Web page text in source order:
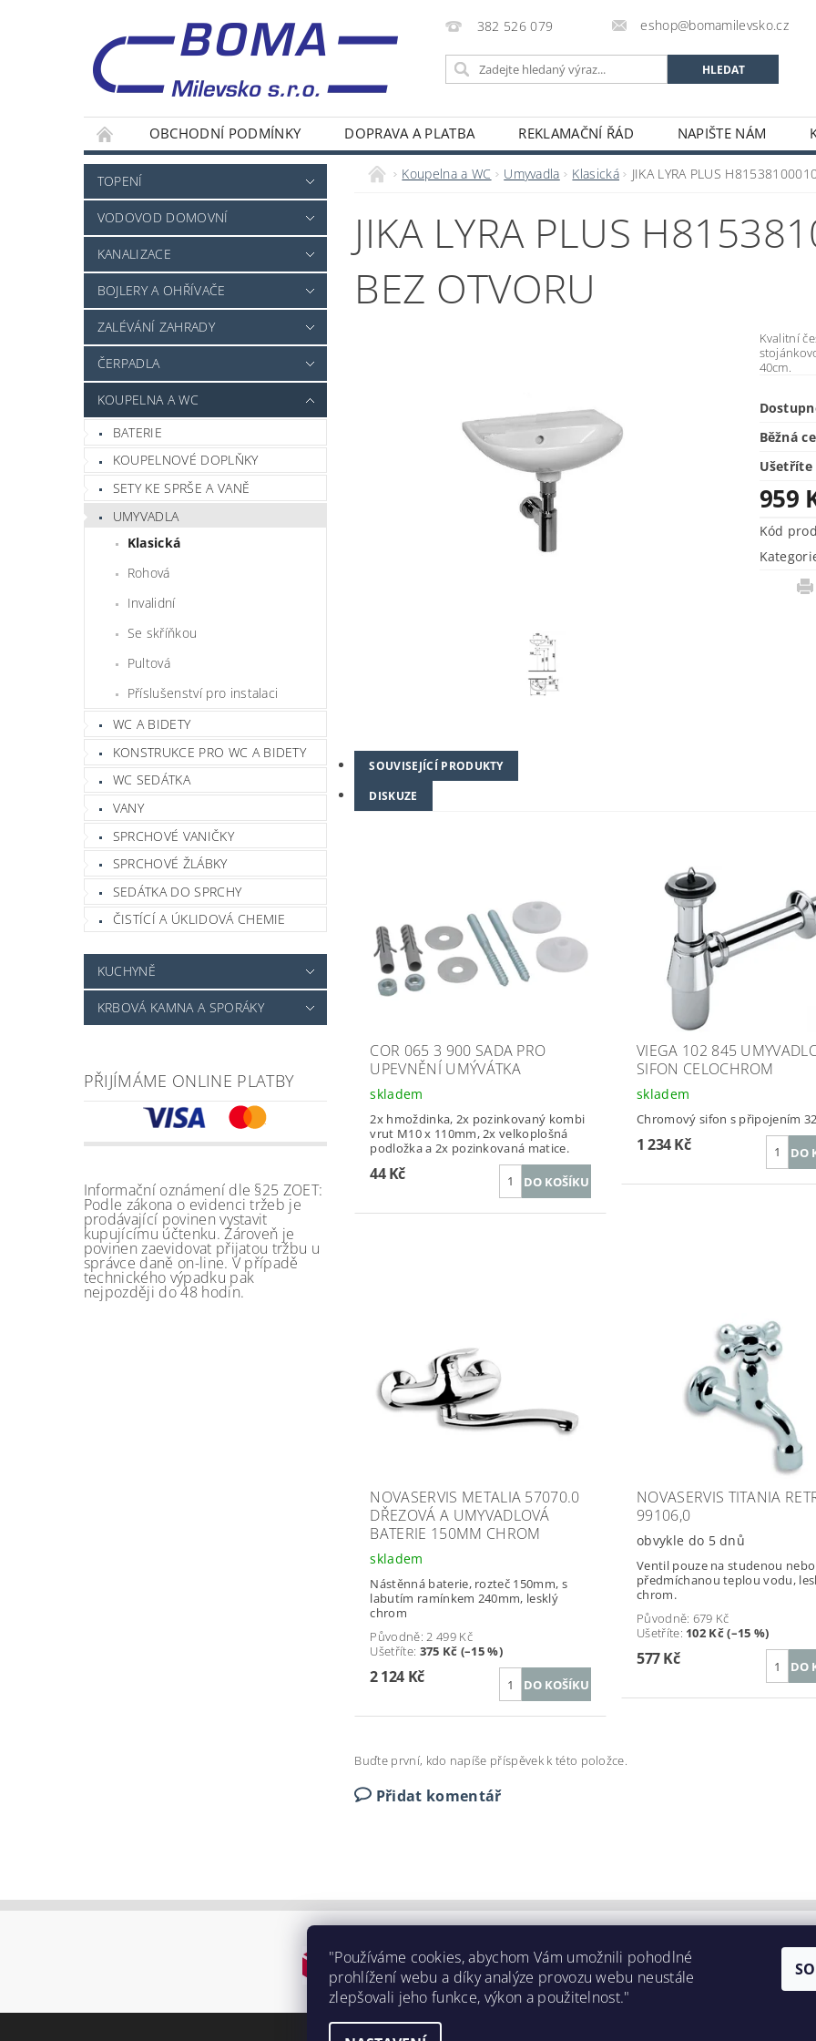
382 526 079 eshop@bomamilevsko.cz
OBCHODNÍ PODMÍNKY DOPRAVA A PLATBA REKLAMAČNÍ ŘÁD NAPIŠTE NÁM
TOPENÍ
VODOVOD DOMOVNÍ
KANALIZACE
BOJLERY A OHŘÍVAČE
ZALÉVÁNÍ ZAHRADY
ČERPADLA
KOUPELNA A WC
BATERIE
KOUPELNOVÉ DOPLŇKY
SETY KE SPRŠE A VANĚ
UMYVADLA
Klasická
Rohová
Invalidní
Se skříňkou
Pultová
Příslušenství pro instalaci
WC A BIDETY
KONSTRUKCE PRO WC A BIDETY
WC SEDÁTKA
VANY
SPRCHOVÉ VANIČKY
SPRCHOVÉ ŽLÁBKY
SEDÁTKA DO SPRCHY
ČISTÍCÍ A ÚKLIDOVÁ CHEMIE
KUCHYNĚ
KRBOVÁ KAMNA A SPORÁKY
PŘIJÍMÁME ONLINE PLATBY
Informační oznámení dle §25 ZOET:
Podle zákona o evidenci tržeb je
prodávající povinen vystavit
kupujícímu účtenku. Zároveň je
povinen zaevidovat přijatou tržbu u
správce daně on-line. V případě
technického výpadku pak
nejpozději do 48 hodin.
Koupelna a WC Umyvadla Klasická JIKA LYRA PLUS
JIKA LYRA PLUS
BEZ OTVORU
Kvalitní
40cm.
Běžná
Ušetříte
959
Kód
SOUVISEJÍCÍ PRODUKTY
DISKUZE
COR 065 3 900 SADA PRO
UPEVNĚNÍ UMÝVÁTKA
skladem
2x hmoždinka, 2x pozinkovaný kombi
vrut M10 x 110mm, 2x velkoplošná
podložka a 2x pozinkovaná matice.
44 Kč
VIEGA 102 845
SIFON CELOCHROM
skladem
Chromový sifon s připojením
1 234 Kč
NOVASERVIS METALIA 57070.0
DŘEZOVÁ A UMYVADLOVÁ
BATERIE 150MM CHROM
skladem
Nástěnná baterie, rozteč 150mm, s
labutím ramínkem 240mm, lesklý
chrom
Původně:2 499 Kč
Ušetříte: 375 Kč (–15 %)
2 124 Kč
NOVASERVIS TITANIA
99106,0
obvykle do 5 dnů
Ventil pouze na studenou
předmíchanou teplou vodu,
chrom.
Původně: 679 Kč
Ušetříte: 102 Kč (–15 %)
577 Kč
Buďte první, kdo napíše příspěvek k této položce.
Přidat komentář
"Používáme cookies, abychom Vám umožnili pohodlné
prohlížení webu a díky analýze provozu webu neustále
zlepšovali jeho funkce, výkon a použitelnost."